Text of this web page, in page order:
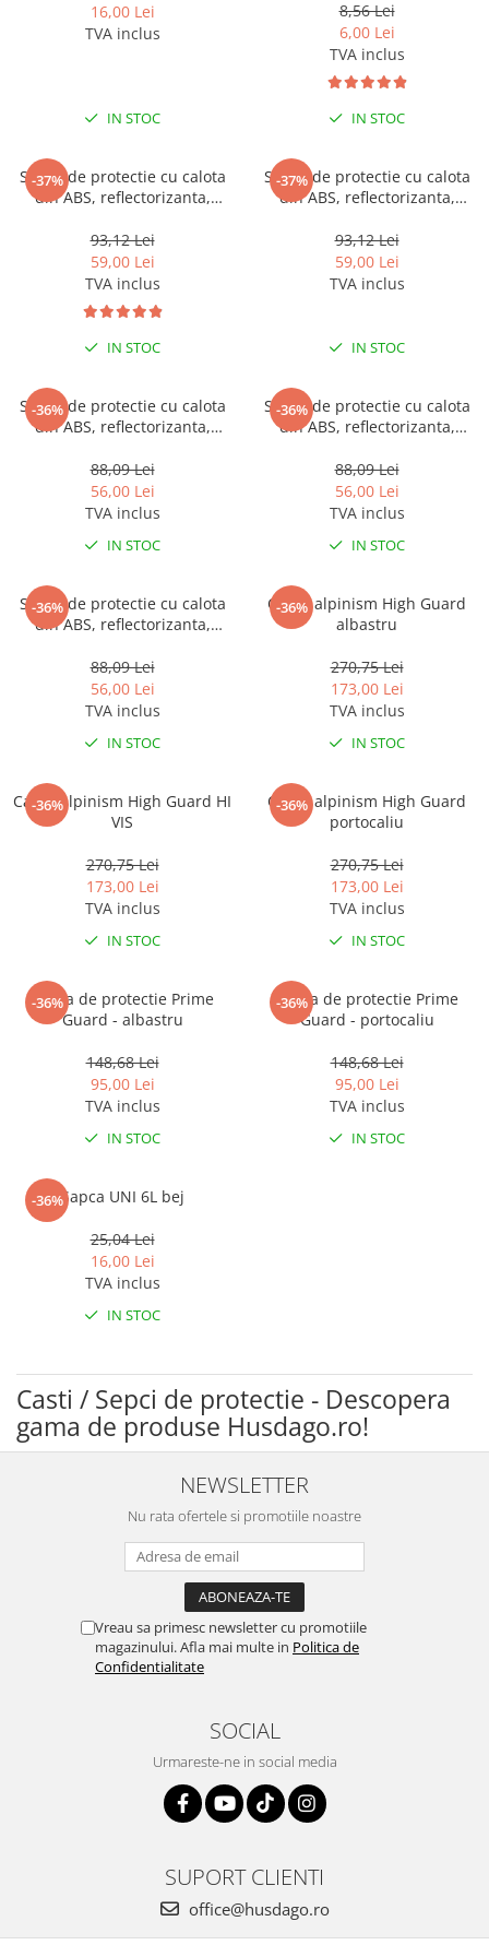
Veste de lucru
Bluze pentru femei
Jachete / Bluze salopeta
Tricouri polo
Veste de lucru
16,00 Lei
TVA inclus
IN STOC
8,56 Lei
6,00 Lei
TVA inclus
IN STOC
-37%
Sapca de protectie cu calota
din ABS, reflectorizanta,
93,12 Lei
59,00 Lei
TVA inclus
IN STOC
-37%
Sapca de protectie cu calota
din ABS, reflectorizanta,
93,12 Lei
59,00 Lei
TVA inclus
IN STOC
-36%
Sapca de protectie cu calota
din ABS, reflectorizanta,
88,09 Lei
56,00 Lei
TVA inclus
IN STOC
-36%
Sapca de protectie cu calota
din ABS, reflectorizanta,
88,09 Lei
56,00 Lei
TVA inclus
IN STOC
-36%
Sapca de protectie cu calota
din ABS, reflectorizanta,
88,09 Lei
56,00 Lei
TVA inclus
IN STOC
-36%
Casca alpinism High Guard
albastru
270,75 Lei
173,00 Lei
TVA inclus
IN STOC
-36%
Casca alpinism High Guard HI
VIS
270,75 Lei
173,00 Lei
TVA inclus
IN STOC
-36%
Casca alpinism High Guard
portocaliu
270,75 Lei
173,00 Lei
TVA inclus
IN STOC
-36%
Casca de protectie Prime
Guard - albastru
148,68 Lei
95,00 Lei
TVA inclus
IN STOC
-36%
Casca de protectie Prime
Guard - portocaliu
148,68 Lei
95,00 Lei
TVA inclus
IN STOC
-36%Sapca UNI 6L bej
25,04 Lei
16,00 Lei
TVA inclus
IN STOC
Casti / Sepci de protectie - Descopera
gama de produse Husdago.ro!
NEWSLETTER
Nu rata ofertele si promotiile noastre
Vreau sa primesc newsletter cu promotiile
magazinului. Afla mai multe in Politica de
Confidentialitate
SOCIAL
Urmareste-ne in social media
SUPORT CLIENTI
office@husdago.ro